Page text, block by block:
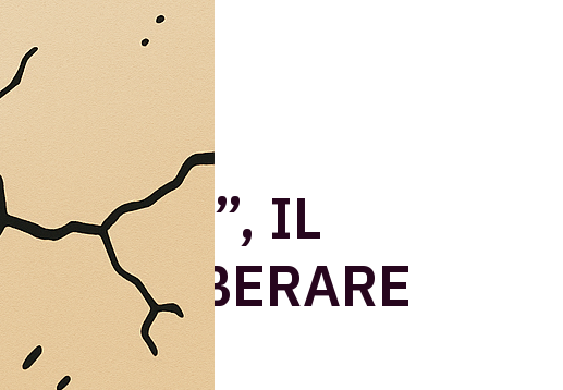
IL
PER LIBERARE